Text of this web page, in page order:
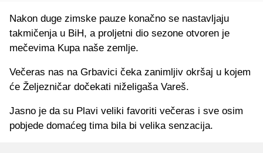
Nakon duge zimske pauze konačno se nastavljaju
takmičenja u BiH, a proljetni dio sezone otvoren je
mečevima Kupa naše zemlje.
Večeras nas na Grbavici čeka zanimljiv okršaj u kojem
će Željezničar dočekati niželigaša Vareš.
Jasno je da su Plavi veliki favoriti večeras i sve osim
pobjede domaćeg tima bila bi velika senzacija.